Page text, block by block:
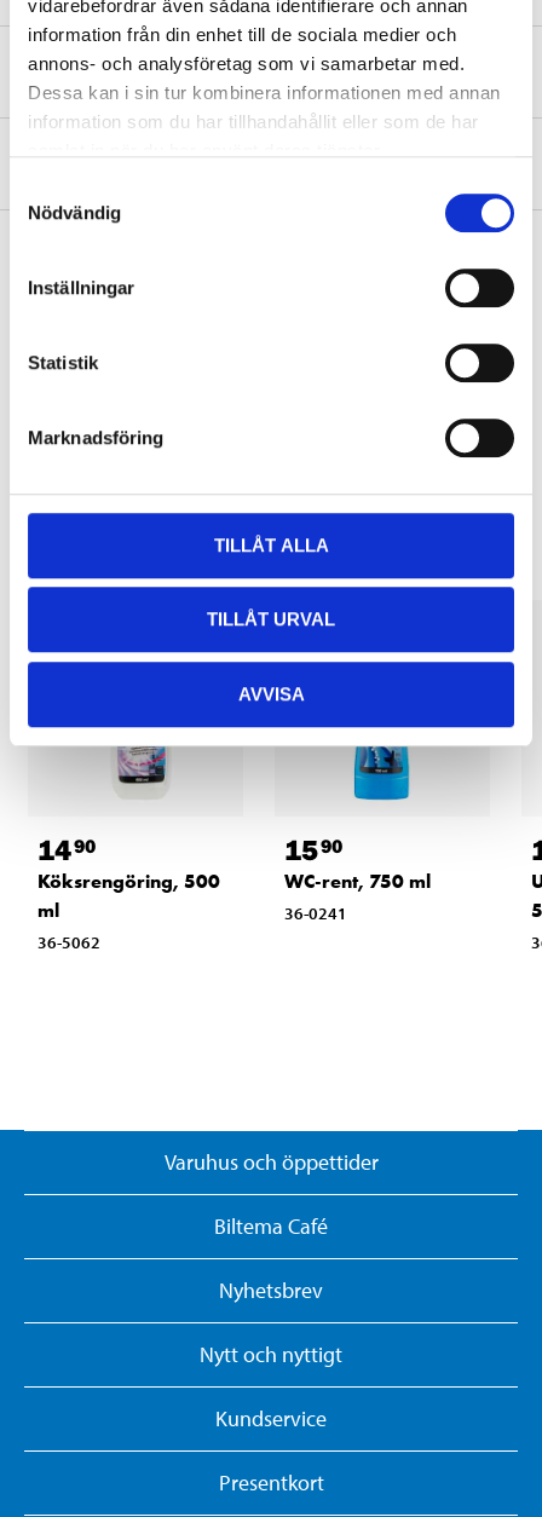
vidarebefordrar även sådana identifierare och annan
information från din enhet till de sociala medier och
annons- och analysföretag som vi samarbetar med.
Dessa kan i sin tur kombinera informationen med annan
information som du har tillhandahållit eller som de har
Nödvändig
Inställningar
Statistik
Marknadsföring
TILLÅT ALLA
TILLÅT URVAL
AVVISA
Säkerhetsinformation och övriga dokument
Köp & Hämta i ditt varuhus inom 2 timmar! För mer information om
Andra kunder köpte också
1490
Köksrengöring, 500
ml
36-5062
1590
WC-rent, 750 ml
36-0241
Varuhus och öppettider
Biltema Café
Nyhetsbrev
Nytt och nyttigt
Kundservice
Presentkort